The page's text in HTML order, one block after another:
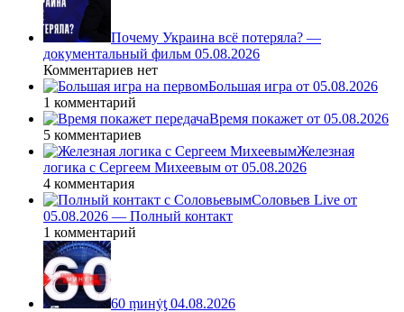
Почему Украина всё потеряла? —
документальный фильм 05.08.2026
Комментариев нет
Большая игра от 05.08.2026
1 комментарий
Время покажет от 05.08.2026
5 комментариев
Железная
логика с Сергеем Михеевым от 05.08.2026
4 комментария
Соловьев Live от
05.08.2026 — Полный контакт
1 комментарий
60 ṃинẏƫ 04.08.2026